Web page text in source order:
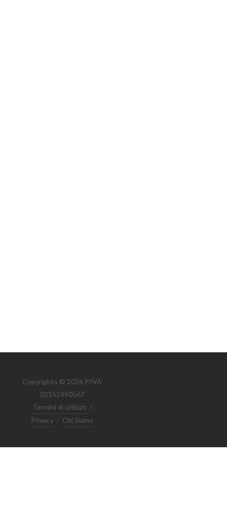
Copyrights © 2026 P.IVA
02152490567
Termini di utilizzo /
Privacy / Chi Siamo